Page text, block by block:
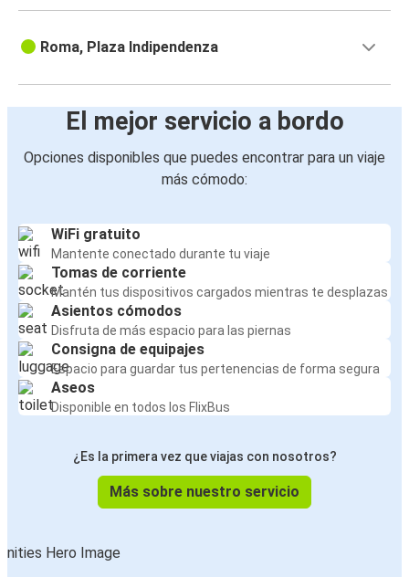
Roma, Plaza Indipendenza
El mejor servicio a bordo
Opciones disponibles que puedes encontrar para un viaje
más cómodo:
WiFi gratuito
Mantente conectado durante tu viaje
Tomas de corriente
Mantén tus dispositivos cargados mientras te desplazas
Asientos cómodos
Disfruta de más espacio para las piernas
Consigna de equipajes
Espacio para guardar tus pertenencias de forma segura
Aseos
Disponible en todos los FlixBus
¿Es la primera vez que viajas con nosotros?
Más sobre nuestro servicio